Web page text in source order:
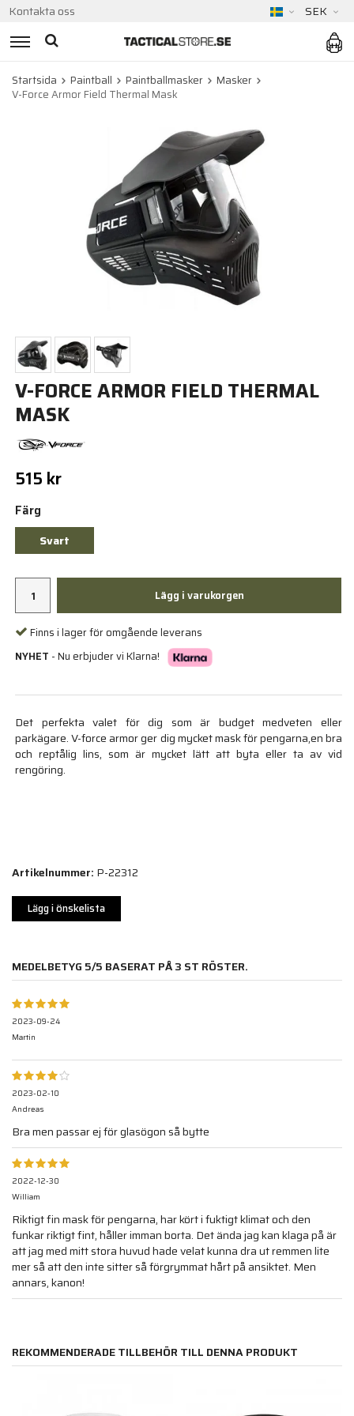
Kontakta oss SEK
Startsida Paintball Paintballmasker
Masker
V-Force Armor Field Thermal Mask
V-FORCE ARMOR FIELD THERMAL
MASK
515 kr
Färg
Svart
Lägg i varukorgen
Finns i lager för omgående leverans
NYHET - Nu erbjuder vi Klarna!
Det perfekta valet för dig som är budget medveten eller
parkägare. V-force armor ger dig mycket mask för pengarna,en bra
och reptålig lins, som är mycket lätt att byta eller ta av vid
rengöring.
Artikelnummer: P-22312
Lägg i önskelista
MEDELBETYG 5/5 BASERAT PÅ3 ST RÖSTER.
2023-09-24
Martin
2023-02-10
Andreas
Bra men passar ej för glasögon så bytte
2022-12-30
William
Riktigt fin mask för pengarna, har kört i fuktigt klimat och den
funkar riktigt fint, håller imman borta. Det ända jag kan klaga på är
att jag med mitt stora huvud hade velat kunna dra ut remmen lite
mer så att den inte sitter så förgrymmat hårt på ansiktet. Men
annars, kanon!
REKOMMENDERADE TILLBEHÖR TILL DENNA PRODUKT